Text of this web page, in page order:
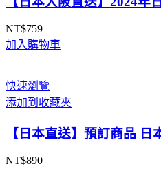
NT$759
加入購物車
快速瀏覽
添加到收藏夾
【日本直送】預訂商品
NT$890